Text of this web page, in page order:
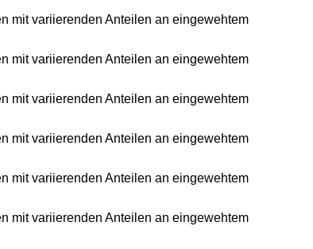
mit variierenden Anteilen an eingewehtem
mit variierenden Anteilen an eingewehtem
mit variierenden Anteilen an eingewehtem
mit variierenden Anteilen an eingewehtem
mit variierenden Anteilen an eingewehtem
mit variierenden Anteilen an eingewehtem